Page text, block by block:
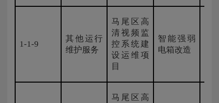
1-1-9
其他运行
维护服务
马尾区高
清视频监
控系统建
设运维项
目
智能强弱
电箱改造
马尾区高